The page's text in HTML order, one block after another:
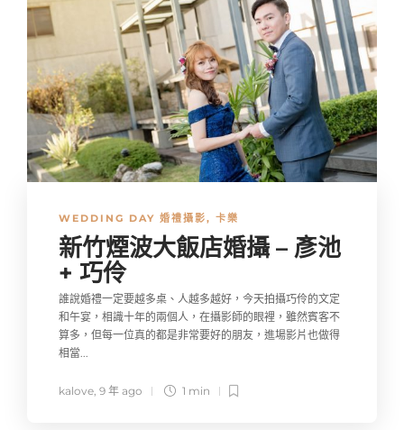
WEDDING DAY 婚禮攝影, 卡樂
新竹煙波大飯店婚攝 – 彥池
+ 巧伶
誰說婚禮一定要越多桌、人越多越好，今天拍攝巧伶的文定
和午宴，相識十年的兩個人，在攝影師的眼裡，雖然賓客不
算多，但每一位真的都是非常要好的朋友，進場影片也做得
相當...
kalove 9 年 ago 1 min